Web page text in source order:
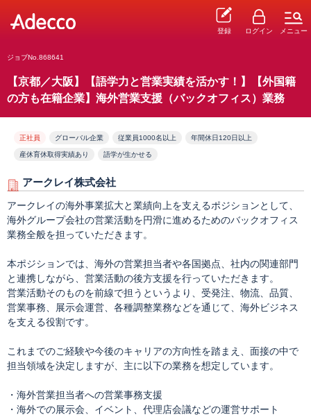
登録 ログイン メニュー
ジョブNo.868641
【京都／大阪】【語学力と営業実績を活かす！】【外国籍
の方も在籍企業】海外営業支援（バックオフィス）業務
正社員 グローバル企業 従業員1000名以上 年間休日120日以上
産休育休取得実績あり 語学が生かせる
アークレイ株式会社
アークレイの海外事業拡大と業績向上を支えるポジションとして、
海外グループ会社の営業活動を円滑に進めるためのバックオフィス
業務全般を担っていただきます。
本ポジションでは、海外の営業担当者や各国拠点、社内の関連部門
と連携しながら、営業活動の後方支援を行っていただきます。
営業活動そのものを前線で担うというより、受発注、物流、品質、
営業事務、展示会運営、各種調整業務などを通じて、海外ビジネス
を支える役割です。
これまでのご経験や今後のキャリアの方向性を踏まえ、面接の中で
担当領域を決定しますが、主に以下の業務を想定しています。
・海外営業担当者への営業事務支援
・海外での展示会、イベント、代理店会議などの運営サポート